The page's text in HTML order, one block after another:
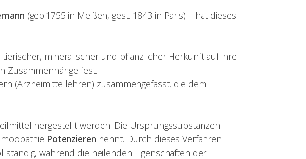
(geb.1755 in Meißen, gest. 1843 in Paris) – hat dieses
mineralischer und pflanzlicher Herkunft auf ihre
Zusammenhänge fest.
(Arzneimittellehren) zusammengefasst, die dem
hergestellt werden: Die Ursprungssubstanzen
Potenzieren nennt. Durch dieses Verfahren
während die heilenden Eigenschaften der